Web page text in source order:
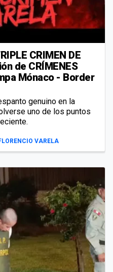
CRIMEN DE
de CRÍMENES
Mónaco - Border
genuino en la
uno de los puntos
VARELA